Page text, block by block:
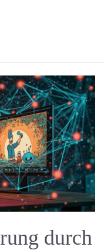
durch